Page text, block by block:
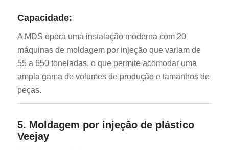
Capacidade:
A MDS opera uma instalação moderna com 20
máquinas de moldagem por injeção que variam de
55 a 650 toneladas, o que permite acomodar uma
ampla gama de volumes de produção e tamanhos de
peças.
5. Moldagem por injeção de plástico
Veejay